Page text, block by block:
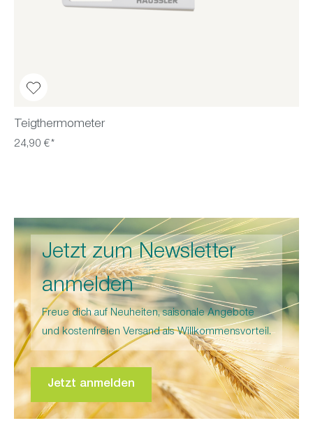
Teigthermometer
24,90 €*
Jetzt zum Newsletter
anmelden
Freue dich auf Neuheiten, saisonale Angebote
und kostenfreien Versand als Willkommensvorteil.
Jetzt anmelden